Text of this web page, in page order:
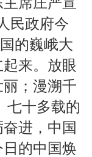
民政府今
的巍峨大
来。放眼
；漫溯千
七十多载的
进，中国
的中国焕